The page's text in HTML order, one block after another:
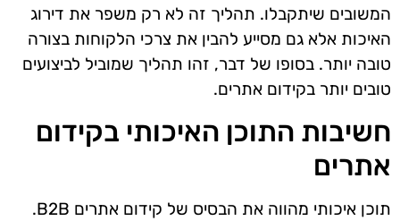
המשובים שיתקבלו. תהליך זה לא רק משפר את דירוג
האיכות אלא גם מסייע להבין את צרכי הלקוחות בצורה
טובה יותר. בסופו של דבר, זהו תהליך שמוביל לביצועים
טובים יותר בקידום אתרים.
חשיבות התוכן האיכותי בקידום
אתרים
תוכן איכותי מהווה את הבסיס של קידום אתרים B2B.